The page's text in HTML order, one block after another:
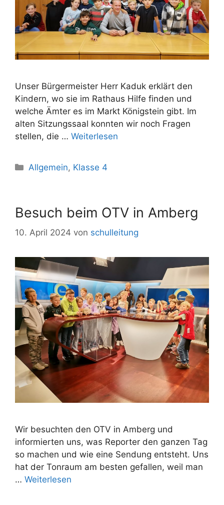
Unser Bürgermeister Herr Kaduk erklärt den
Kindern, wo sie im Rathaus Hilfe finden und
welche Ämter es im Markt Königstein gibt. Im
alten Sitzungssaal konnten wir noch Fragen
stellen, die … Weiterlesen
Allgemein, Klasse 4
Besuch beim OTV in Amberg
10. April 2024 von schulleitung
Wir besuchten den OTV in Amberg und
informierten uns, was Reporter den ganzen Tag
so machen und wie eine Sendung entsteht. Uns
hat der Tonraum am besten gefallen, weil man
… Weiterlesen